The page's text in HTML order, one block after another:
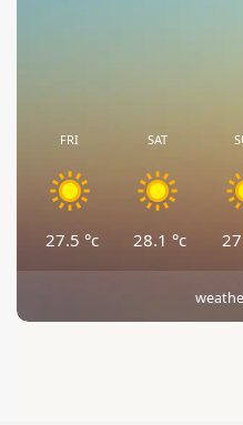
FRI
27.5 °c
SAT
28.1 °c